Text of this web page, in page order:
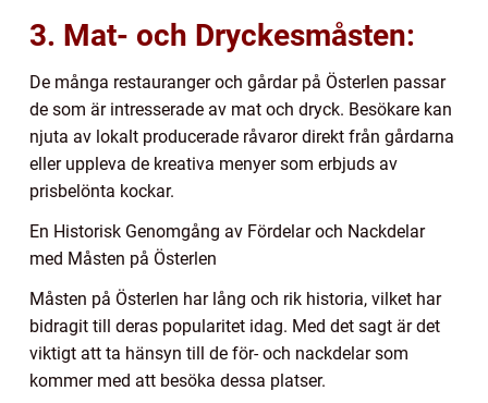
3. Mat- och Dryckesmåsten:
De många restauranger och gårdar på Österlen passar
de som är intresserade av mat och dryck. Besökare kan
njuta av lokalt producerade råvaror direkt från gårdarna
eller uppleva de kreativa menyer som erbjuds av
prisbelönta kockar.
En Historisk Genomgång av Fördelar och Nackdelar
med Måsten på Österlen
Måsten på Österlen har lång och rik historia, vilket har
bidragit till deras popularitet idag. Med det sagt är det
viktigt att ta hänsyn till de för- och nackdelar som
kommer med att besöka dessa platser.